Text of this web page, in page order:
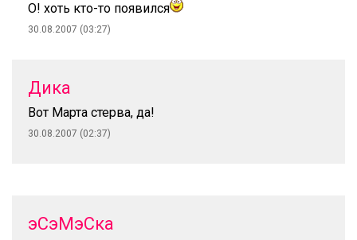
О! хоть кто-то появился
30.08.2007 (03:27)
Дика
Вот Марта стерва, да!
30.08.2007 (02:37)
эСэМэСка